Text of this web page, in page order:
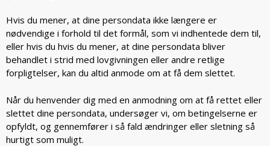
Hvis du mener, at dine persondata ikke længere er
nødvendige i forhold til det formål, som vi indhentede dem til,
eller hvis du hvis du mener, at dine persondata bliver
behandlet i strid med lovgivningen eller andre retlige
forpligtelser, kan du altid anmode om at få dem slettet.
Når du henvender dig med en anmodning om at få rettet eller
slettet dine persondata, undersøger vi, om betingelserne er
opfyldt, og gennemfører i så fald ændringer eller sletning så
hurtigt som muligt.